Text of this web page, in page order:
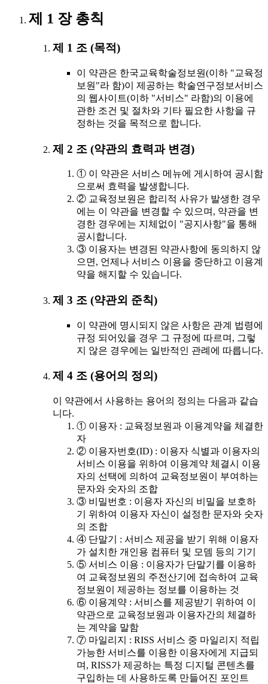
제 1 장 총칙
제 1 조 (목적)
이 약관은 한국교육학술정보원(이하 "교육정
보원"라 함)이 제공하는 학술연구정보서비스
의 웹사이트(이하 "서비스" 라함)의 이용에
관한 조건 및 절차와 기타 필요한 사항을 규
정하는 것을 목적으로 합니다.
제 2 조 (약관의 효력과 변경)
① 이 약관은 서비스 메뉴에 게시하여 공시함
으로써 효력을 발생합니다.
② 교육정보원은 합리적 사유가 발생한 경우
에는 이 약관을 변경할 수 있으며, 약관을 변
경한 경우에는 지체없이 "공지사항"을 통해
공시합니다.
③ 이용자는 변경된 약관사항에 동의하지 않
으면, 언제나 서비스 이용을 중단하고 이용계
약을 해지할 수 있습니다.
제 3 조 (약관외 준칙)
이 약관에 명시되지 않은 사항은 관계 법령에
규정 되어있을 경우 그 규정에 따르며, 그렇
지 않은 경우에는 일반적인 관례에 따릅니다.
제 4 조 (용어의 정의)
이 약관에서 사용하는 용어의 정의는 다음과 같습
니다.
① 이용자 : 교육정보원과 이용계약을 체결한
자
② 이용자번호(ID) : 이용자 식별과 이용자의
서비스 이용을 위하여 이용계약 체결시 이용
자의 선택에 의하여 교육정보원이 부여하는
문자와 숫자의 조합
③ 비밀번호 : 이용자 자신의 비밀을 보호하
기 위하여 이용자 자신이 설정한 문자와 숫자
의 조합
④ 단말기 : 서비스 제공을 받기 위해 이용자
가 설치한 개인용 컴퓨터 및 모뎀 등의 기기
⑤ 서비스 이용 : 이용자가 단말기를 이용하
여 교육정보원의 주전산기에 접속하여 교육
정보원이 제공하는 정보를 이용하는 것
⑥ 이용계약 : 서비스를 제공받기 위하여 이
약관으로 교육정보원과 이용자간의 체결하
는 계약을 말함
⑦ 마일리지 : RISS 서비스 중 마일리지 적립
가능한 서비스를 이용한 이용자에게 지급되
며, RISS가 제공하는 특정 디지털 콘텐츠를
구입하는 데 사용하도록 만들어진 포인트